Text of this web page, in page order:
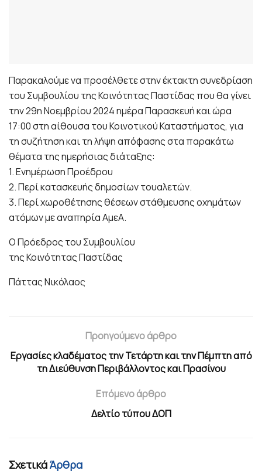
Παρακαλούμε να προσέλθετε στην έκτακτη συνεδρίαση
του Συμβουλίου της Κοινότητας Παστίδας που θα γίνει
την 29η Νοεμβρίου 2024 ημέρα Παρασκευή και ώρα
17:00 στη αίθουσα του Κοινοτικού Καταστήματος, για
τη συζήτηση και τη λήψη απόφασης στα παρακάτω
θέματα της ημερήσιας διάταξης:
1. Ενημέρωση Προέδρου
2. Περί κατασκευής δημοσίων τουαλετών.
3. Περί χωροθέτησης θέσεων στάθμευσης οχημάτων
ατόμων με αναπηρία ΑμεΑ.
Ο Πρόεδρος του Συμβουλίου
της Κοινότητας Παστίδας
Πάττας Νικόλαος
Προηγούμενο άρθρο
Εργασίες κλαδέματος την Τετάρτη και την Πέμπτη από
τη Διεύθυνση Περιβάλλοντος και Πρασίνου
Επόμενο άρθρο
Δελτίο τύπου ΔΟΠ
ΣχετικάΆρθρα